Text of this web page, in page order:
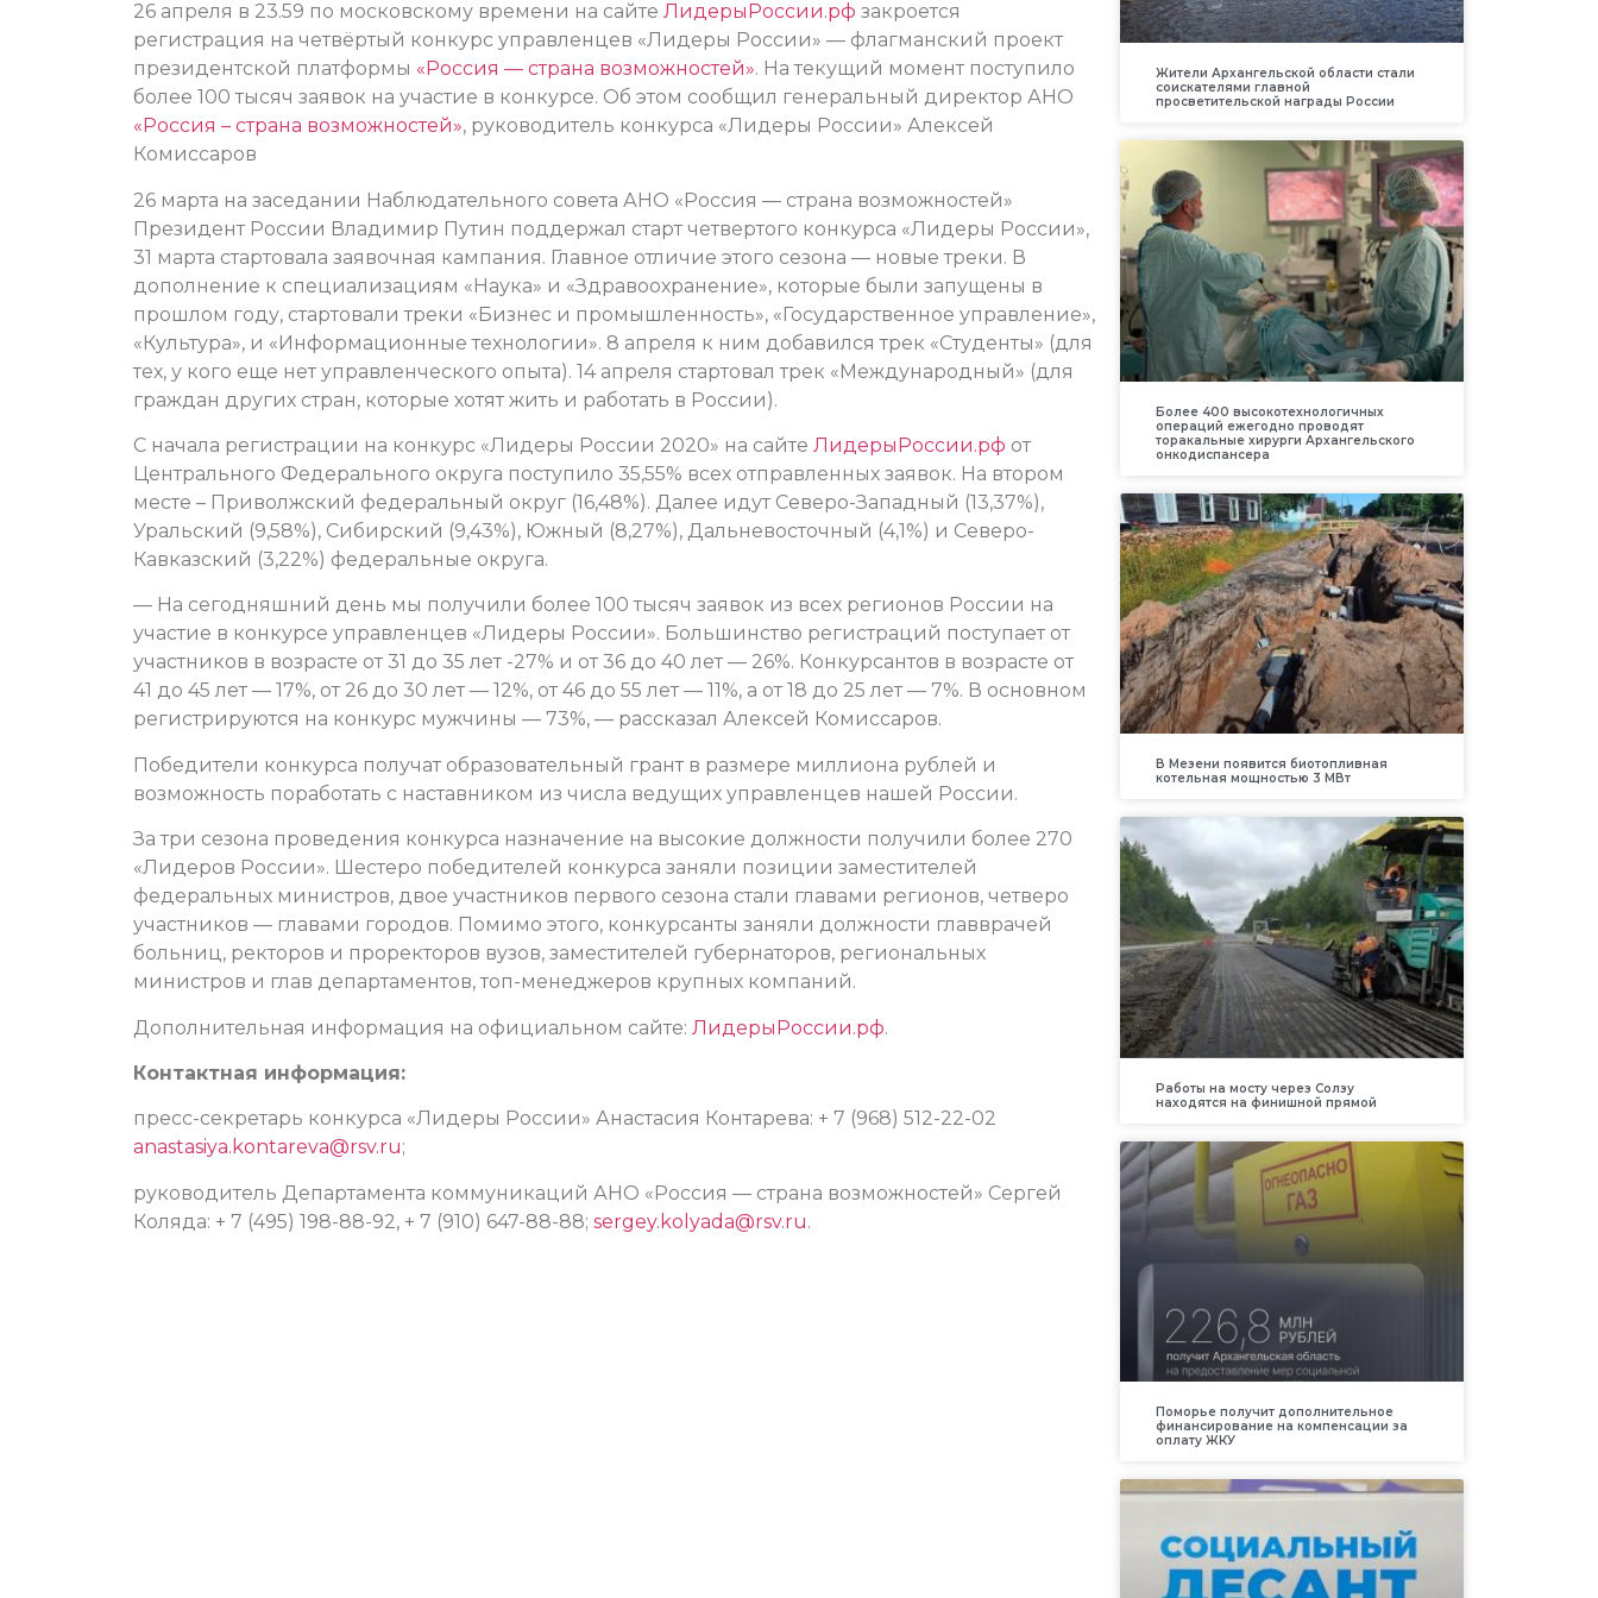
26 апреля в 23.59 по московскому времени на сайте ЛидерыРоссии.рф закроется
регистрация на четвёртый конкурс управленцев «Лидеры России» — флагманский проект
президентской платформы «Россия — страна возможностей». На текущий момент поступило
более 100 тысяч заявок на участие в конкурсе. Об этом сообщил генеральный директор АНО
«Россия – страна возможностей», руководитель конкурса «Лидеры России» Алексей
Комиссаров
26 марта на заседании Наблюдательного совета АНО «Россия — страна возможностей»
Президент России Владимир Путин поддержал старт четвертого конкурса «Лидеры России»,
31 марта стартовала заявочная кампания. Главное отличие этого сезона — новые треки. В
дополнение к специализациям «Наука» и «Здравоохранение», которые были запущены в
прошлом году, стартовали треки «Бизнес и промышленность», «Государственное управление»,
«Культура», и «Информационные технологии». 8 апреля к ним добавился трек «Студенты» (для
тех, у кого еще нет управленческого опыта). 14 апреля стартовал трек «Международный» (для
граждан других стран, которые хотят жить и работать в России).
С начала регистрации на конкурс «Лидеры России 2020» на сайте ЛидерыРоссии.рф от
Центрального Федерального округа поступило 35,55% всех отправленных заявок. На втором
месте – Приволжский федеральный округ (16,48%). Далее идут Северо-Западный (13,37%),
Уральский (9,58%), Сибирский (9,43%), Южный (8,27%), Дальневосточный (4,1%) и Северо-
Кавказский (3,22%) федеральные округа.
— На сегодняшний день мы получили более 100 тысяч заявок из всех регионов России на
участие в конкурсе управленцев «Лидеры России». Большинство регистраций поступает от
участников в возрасте от 31 до 35 лет -27% и от 36 до 40 лет — 26%. Конкурсантов в возрасте от
41 до 45 лет — 17%, от 26 до 30 лет — 12%, от 46 до 55 лет — 11%, а от 18 до 25 лет — 7%. В основном
регистрируются на конкурс мужчины — 73%, — рассказал Алексей Комиссаров.
Победители конкурса получат образовательный грант в размере миллиона рублей и
возможность поработать с наставником из числа ведущих управленцев нашей России.
За три сезона проведения конкурса назначение на высокие должности получили более 270
«Лидеров России». Шестеро победителей конкурса заняли позиции заместителей
федеральных министров, двое участников первого сезона стали главами регионов, четверо
участников — главами городов. Помимо этого, конкурсанты заняли должности главврачей
больниц, ректоров и проректоров вузов, заместителей губернаторов, региональных
министров и глав департаментов, топ-менеджеров крупных компаний.
Дополнительная информация на официальном сайте: ЛидерыРоссии.рф.
Контактная информация:
пресс-секретарь конкурса «Лидеры России» Анастасия Контарева: + 7 (968) 512-22-02
anastasiya.kontareva@rsv.ru;
руководитель Департамента коммуникаций АНО «Россия — страна возможностей» Сергей
Коляда: + 7 (495) 198-88-92, + 7 (910) 647-88-88; sergey.kolyada@rsv.ru.
Жители Архангельской области стали
соискателями главной
просветительской награды России
Более 400 высокотехнологичных
операций ежегодно проводят
торакальные хирурги Архангельского
онкодиспансера
В Мезени появится биотопливная
котельная мощностью 3 МВт
Работы на мосту через Солзу
находятся на финишной прямой
Поморье получит дополнительное
финансирование на компенсации за
оплату ЖКУ